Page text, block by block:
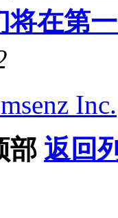
将在第
Inc.
部 返回